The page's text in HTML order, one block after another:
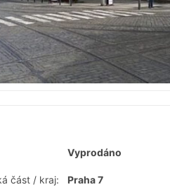
Vyprodáno
část / kraj: Praha 7